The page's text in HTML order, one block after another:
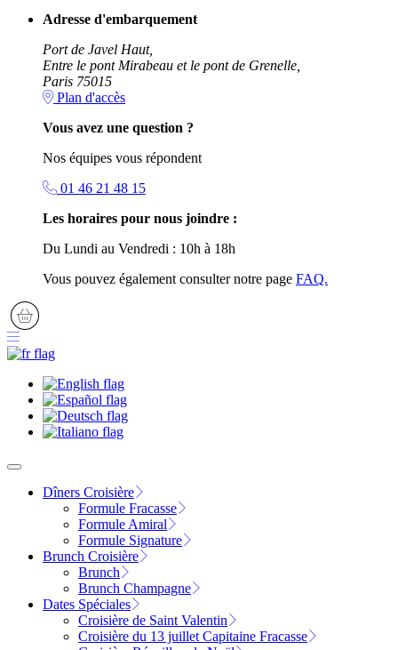
Adresse d'embarquement
Port de Javel Haut,
Entre le pont Mirabeau et le pont de Grenelle,
Paris 75015
Plan d'accès
Vous avez une question ?
Nos équipes vous répondent
01 46 21 48 15
Les horaires pour nous joindre :
Du Lundi au Vendredi : 10h à 18h
Vous pouvez également consulter notre page FAQ.
Dîners Croisière
Formule Fracasse
Formule Amiral
Formule Signature
Brunch Croisière
Brunch
Brunch Champagne
Dates Spéciales
Croisière de Saint Valentin
Croisière du 13 juillet Capitaine Fracasse